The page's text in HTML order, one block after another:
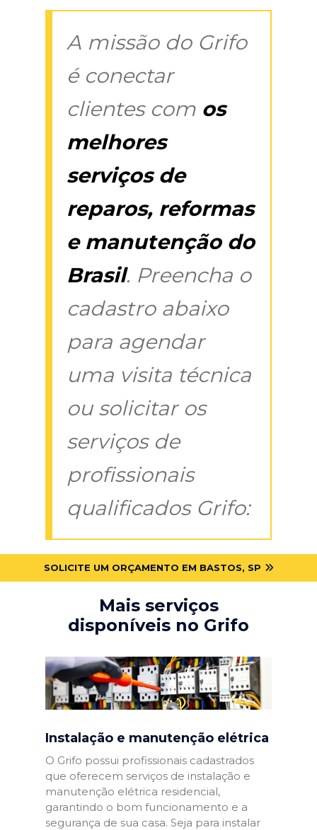
A missão do Grifo
é conectar
clientes com os
melhores
serviços de
reparos, reformas
e manutenção do
Brasil. Preencha o
cadastro abaixo
para agendar
uma visita técnica
ou solicitar os
serviços de
profissionais
qualificados Grifo:
SOLICITE UM ORÇAMENTO EM BASTOS, SP
Mais serviços
disponíveis no Grifo
Instalação e manutenção elétrica
O Grifo possui profissionais cadastrados
que oferecem serviços de instalação e
manutenção elétrica residencial,
garantindo o bom funcionamento e a
segurança de sua casa. Seja para instalar